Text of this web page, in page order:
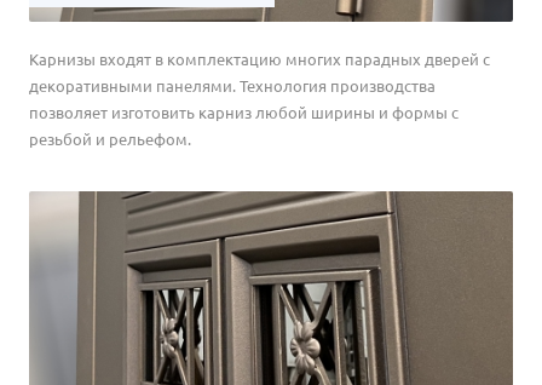
Карнизы входят в комплектацию многих парадных дверей с
декоративными панелями. Технология производства
позволяет изготовить карниз любой ширины и формы с
резьбой и рельефом.